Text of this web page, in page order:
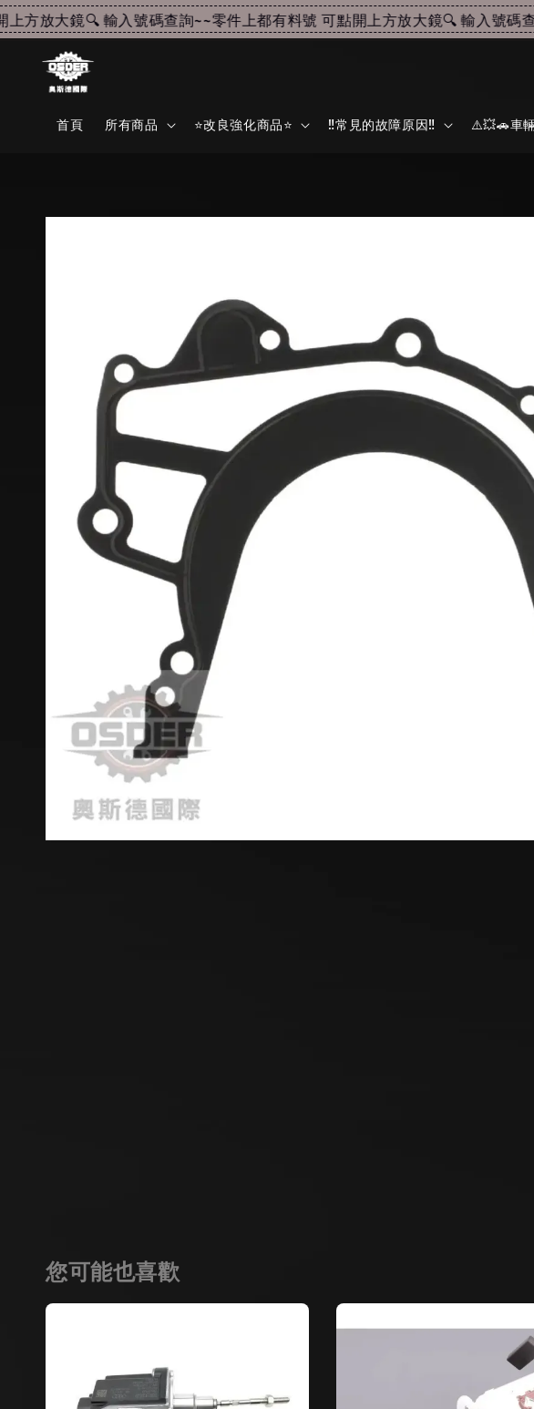
方放大鏡🔍 輸入號碼查詢~~零件上都有料號 可點開上方放大鏡🔍 輸入號碼查
首頁 所有商品 ⭐改良強化商品⭐ ‼️常見的故障原因‼️ ⚠️💥🚗車
您可能也喜歡